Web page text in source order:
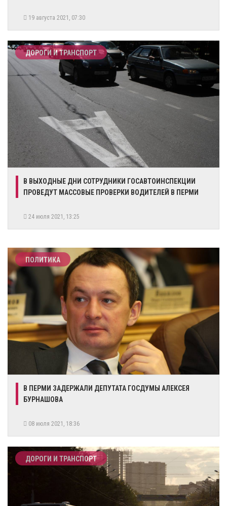
19 августа 2021, 07:30
ДОРОГИ И ТРАНСПОРТ
В ВЫХОДНЫЕ ДНИ СОТРУДНИКИ ГОСАВТОИНСПЕКЦИИ
ПРОВЕДУТ МАССОВЫЕ ПРОВЕРКИ ВОДИТЕЛЕЙ В ПЕРМИ
24 июля 2021, 13:25
ПОЛИТИКА
В ПЕРМИ ЗАДЕРЖАЛИ ДЕПУТАТА ГОСДУМЫ АЛЕКСЕЯ
БУРНАШОВА
08 июля 2021, 18:36
ДОРОГИ И ТРАНСПОРТ